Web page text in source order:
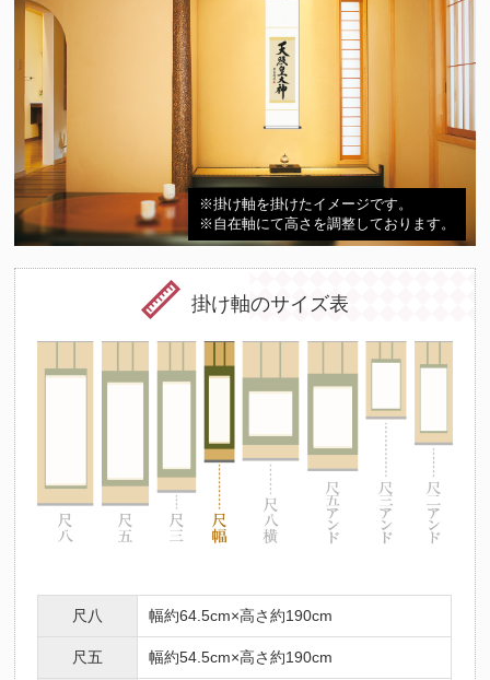
※掛け軸を掛けたイメージです。
※自在軸にて高さを調整しております。
掛け軸のサイズ表
尺八 幅約64.5cm×高さ約190cm
尺五 幅約54.5cm×高さ約190cm